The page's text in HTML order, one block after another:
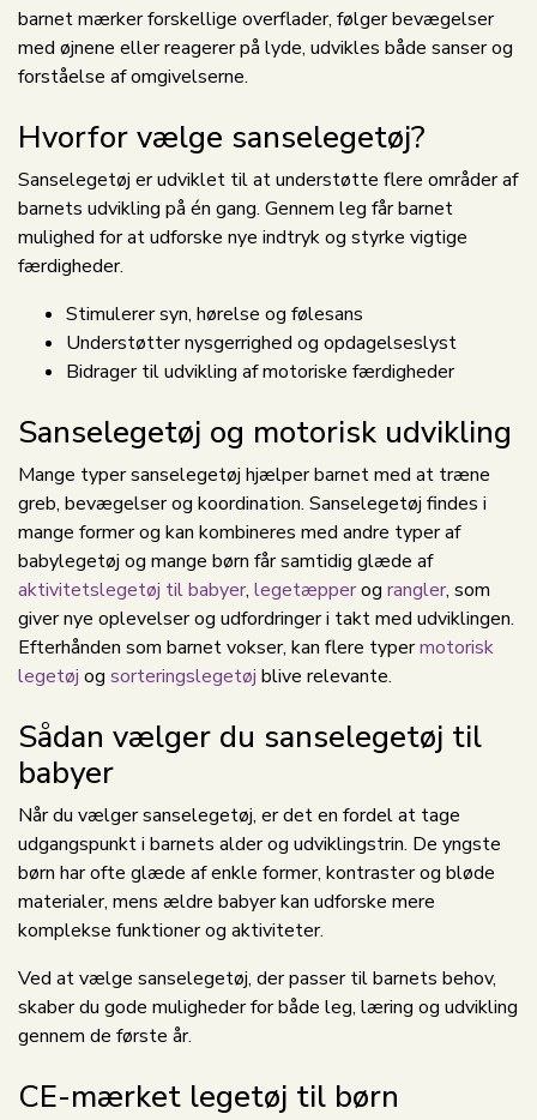
barnet mærker forskellige overflader, følger bevægelser
med øjnene eller reagerer på lyde, udvikles både sanser og
forståelse af omgivelserne.
Hvorfor vælge sanselegetøj?
Sanselegetøj er udviklet til at understøtte flere områder af
barnets udvikling på én gang. Gennem leg får barnet
mulighed for at udforske nye indtryk og styrke vigtige
færdigheder.
Stimulerer syn, hørelse og følesans
Understøtter nysgerrighed og opdagelseslyst
Bidrager til udvikling af motoriske færdigheder
Sanselegetøj og motorisk udvikling
Mange typer sanselegetøj hjælper barnet med at træne
greb, bevægelser og koordination. Sanselegetøj findes i
mange former og kan kombineres med andre typer af
babylegetøj og mange børn får samtidig glæde af
aktivitetslegetøj til babyer, legetæpperog rangler, som
giver nye oplevelser og udfordringer i takt med udviklingen.
Efterhånden som barnet vokser, kan flere typermotorisk
legetøj og sorteringslegetøj blive relevante.
Sådan vælger du sanselegetøj til
babyer
Når du vælger sanselegetøj, er det en fordel at tage
udgangspunkt i barnets alder og udviklingstrin. De yngste
børn har ofte glæde af enkle former, kontraster og bløde
materialer, mens ældre babyer kan udforske mere
komplekse funktioner og aktiviteter.
Ved at vælge sanselegetøj, der passer til barnets behov,
skaber du gode muligheder for både leg, læring og udvikling
gennem de første år.
CE-mærket legetøj til børn